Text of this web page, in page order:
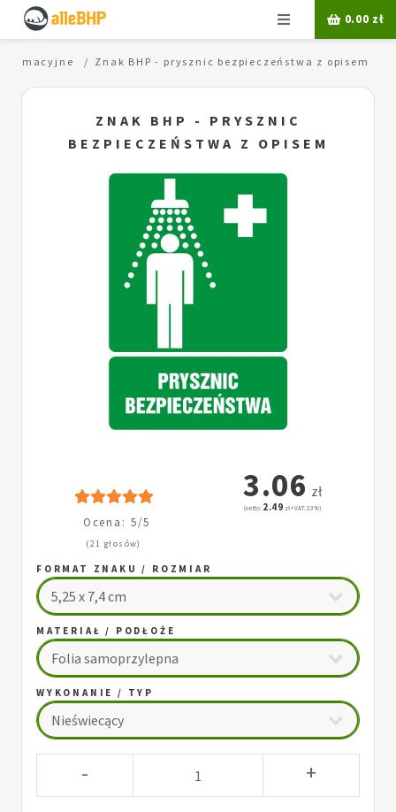
Menu 0.00 zł
Znak BHP - prysznic bezpieczeństwa z opisem
ZNAK BHP - PRYSZNIC
BEZPIECZEŃSTWA Z OPISEM
Ocena: 5/5
(21 głosów)
3.06 zł
(netto: 2.49 zł + VAT: 23%)
FORMAT ZNAKU / ROZMIAR
MATERIAŁ / PODŁOŻE
WYKONANIE / TYP
- +